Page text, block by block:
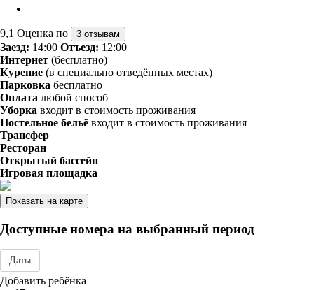
9,1 Оценка по 3 отзывам
Заезд: 14:00 Отъезд: 12:00
Интернет (бесплатно)
Курение (в специально отведённых местах)
Парковка бесплатно
Оплата любой способ
Уборка входит в стоимость проживания
Постельное бельё входит в стоимость проживания
Трансфер
Ресторан
Открытый бассейн
Игровая площадка
Показать на карте
Доступные номера на выбранный период
Даты
Дата заезда - отъезда
Добавить ребёнка